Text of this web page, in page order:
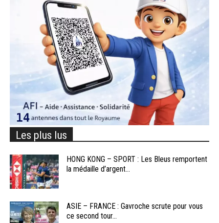
Les plus lus
HONG KONG – SPORT : Les Bleus remportent
la médaille d’argent...
ASIE – FRANCE : Gavroche scrute pour vous
ce second tour...